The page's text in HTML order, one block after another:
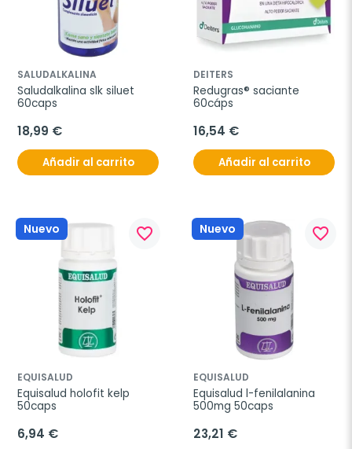
SALUDALKALINA
Saludalkalina slk siluet
60caps
18,99 €
Añadir al carrito
DEITERS
Redugras® saciante
60cáps
16,54 €
Añadir al carrito
Nuevo favorite_border
EQUISALUD
Equisalud holofit kelp
50caps
6,94 €
Nuevo favorite_border
EQUISALUD
Equisalud l-fenilalanina
500mg 50caps
23,21 €